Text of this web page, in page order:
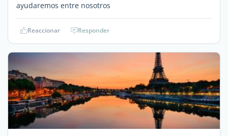
ayudaremos entre nosotros
Reaccionar Responder